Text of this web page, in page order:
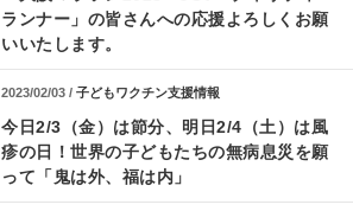
ランナー」の皆さんへの応援よろしくお願
いいたします。
2023/02/03 /子どもワクチン支援情報
今日2/3（金）は節分、明日2/4（土）は風
疹の日！世界の子どもたちの無病息災を願
って 「鬼は外、福は内」